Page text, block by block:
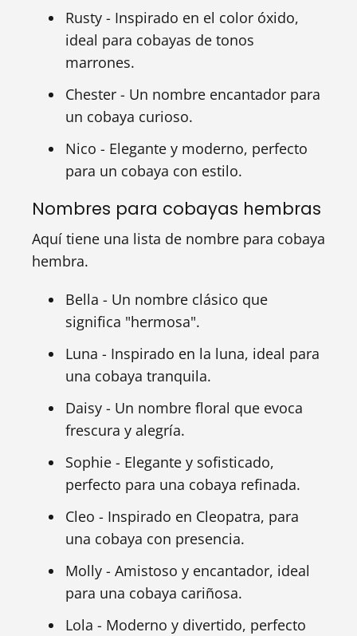
Rusty - Inspirado en el color óxido,
ideal para cobayas de tonos
marrones.
Chester - Un nombre encantador para
un cobaya curioso.
Nico - Elegante y moderno, perfecto
para un cobaya con estilo.
Nombres para cobayas hembras
Aquí tiene una lista de nombre para cobaya
hembra.
Bella - Un nombre clásico que
significa "hermosa".
Luna - Inspirado en la luna, ideal para
una cobaya tranquila.
Daisy - Un nombre floral que evoca
frescura y alegría.
Sophie - Elegante y sofisticado,
perfecto para una cobaya refinada.
Cleo - Inspirado en Cleopatra, para
una cobaya con presencia.
Molly - Amistoso y encantador, ideal
para una cobaya cariñosa.
Lola - Moderno y divertido, perfecto